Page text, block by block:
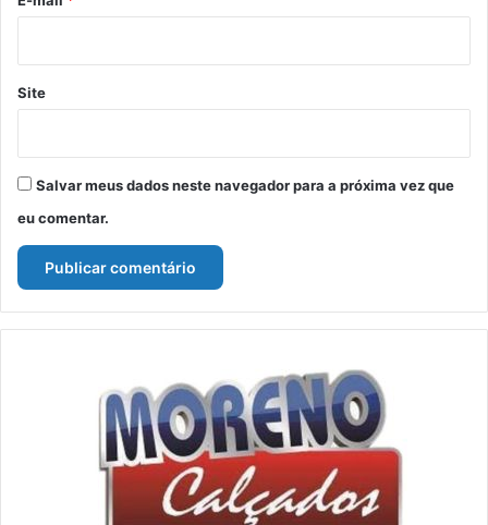
Site
Salvar meus dados neste navegador para a próxima vez que
eu comentar.